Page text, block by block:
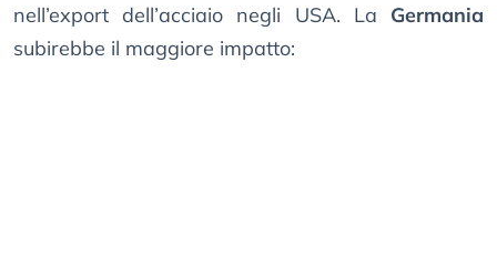
nell’export dell’acciaio negli USA. La Germania
subirebbe il maggiore impatto: